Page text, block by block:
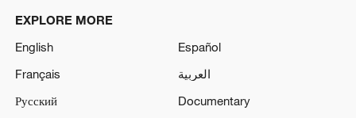
EXPLORE MORE
English
Español
Français
العربية
Русский
Documentary